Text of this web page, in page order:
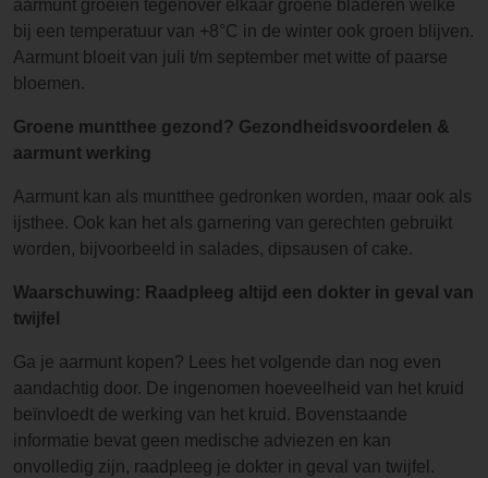
aarmunt groeien tegenover elkaar groene bladeren welke
bij een temperatuur van +8°C in de winter ook groen blijven.
Aarmunt bloeit van juli t/m september met witte of paarse
bloemen.
Groene muntthee gezond? Gezondheidsvoordelen &
aarmunt werking
Aarmunt kan als muntthee gedronken worden, maar ook als
ijsthee. Ook kan het als garnering van gerechten gebruikt
worden, bijvoorbeeld in salades, dipsausen of cake.
Waarschuwing: Raadpleeg altijd een dokter in geval van
twijfel
Ga je aarmunt kopen? Lees het volgende dan nog even
aandachtig door. De ingenomen hoeveelheid van het kruid
beïnvloedt de werking van het kruid. Bovenstaande
informatie bevat geen medische adviezen en kan
onvolledig zijn, raadpleeg je dokter in geval van twijfel.